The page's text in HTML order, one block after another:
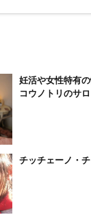
妊活や女性特有
コウノトリのサ
チッチェーノ・